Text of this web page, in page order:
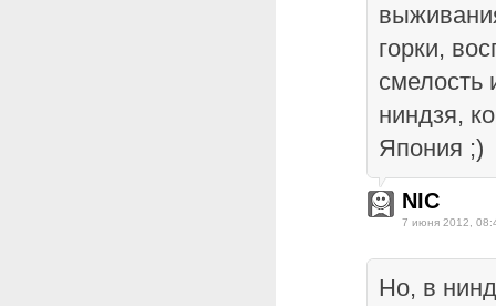
горки,
смелость
ниндзя,
Япония ;)
NIC
7 июня 2012,
Но, в